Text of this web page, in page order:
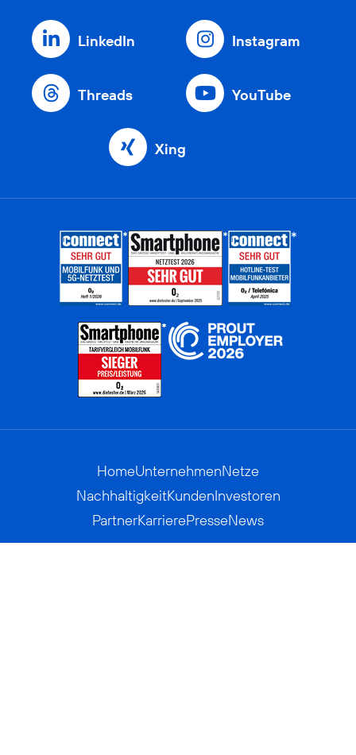
LinkedIn Instagram
Threads YouTube
Xing
HomeUnternehmenNetze
NachhaltigkeitKundenInvestoren
PartnerKarrierePresseNews